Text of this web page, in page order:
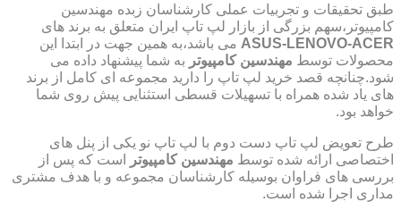
طبق تحقیقات و تجربیات عملی کارشناسان زبده مهندسین
کامپیوتر،سهم بزرگی از بازار لپ تاپ ایران متعلق به برند های
ASUS-LENOVO-ACER می باشد،به همین جهت در ابتدا این
محصولات توسط مهندسین کامپیوتر به شما پیشنهاد داده می
شود.چنانچه قصد خرید لپ تاپ را دارید مجموعه ای کامل از برند
های یاد شده همراه با تسهیلات قسطی استثنایی پیش روی شما
خواهد بود.
طرح تعویض لپ تاپ دست دوم با لپ تاپ نو یکی از پنل های
اختصاصی ارائه شده توسط مهندسین کامپیوتر
است که پس از
بررسی های فراوان بوسیله کارشناسان مجموعه و با هدف مشتری
مداری اجرا شده است.